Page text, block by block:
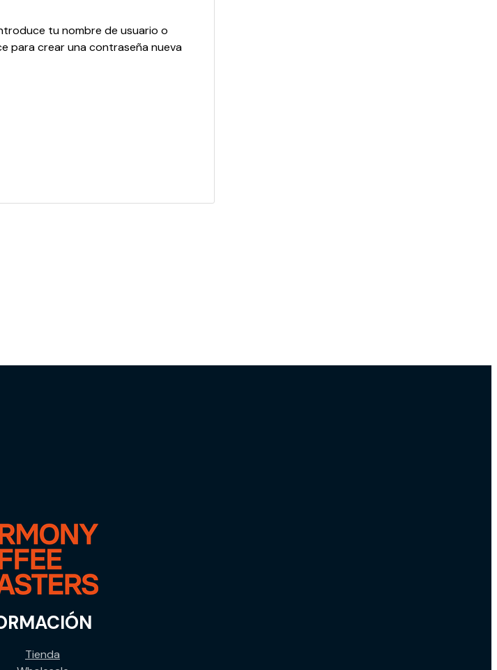
tu nombre de usuario o
para crear una contraseña nueva
Tienda